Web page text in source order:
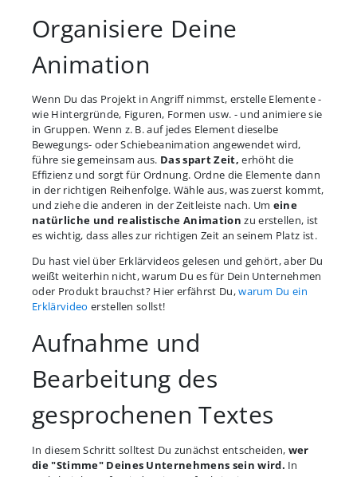
Organisiere Deine
Animation
Wenn Du das Projekt in Angriff nimmst, erstelle Elemente -
wie Hintergründe, Figuren, Formen usw. - und animiere sie
in Gruppen. Wenn z. B. auf jedes Element dieselbe
Bewegungs- oder Schiebeanimation angewendet wird,
führe sie gemeinsam aus. Das spart Zeit, erhöht die
Effizienz und sorgt für Ordnung. Ordne die Elemente dann
in der richtigen Reihenfolge. Wähle aus, was zuerst kommt,
und ziehe die anderen in der Zeitleiste nach. Um eine
natürliche und realistische Animation zu erstellen, ist
es wichtig, dass alles zur richtigen Zeit an seinem Platz ist.
Du hast viel über Erklärvideos gelesen und gehört, aber Du
weißt weiterhin nicht, warum Du es für Dein Unternehmen
oder Produkt brauchst? Hier erfährst Du,warum Du ein
Erklärvideo erstellen sollst!
Aufnahme und
Bearbeitung des
gesprochenen Textes
In diesem Schritt solltest Du zunächst entscheiden, wer
die "Stimme" Deines Unternehmens sein wird. In